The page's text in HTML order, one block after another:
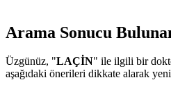
Arama Sonucu
Üzgünüz, "LAÇİN" ile ilgili bir
aşağıdaki önerileri dikkate alarak